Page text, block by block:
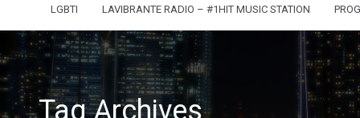
LGBTI LAVIBRANTE RADIO – #1HIT MUSIC STATION
Tag Archives